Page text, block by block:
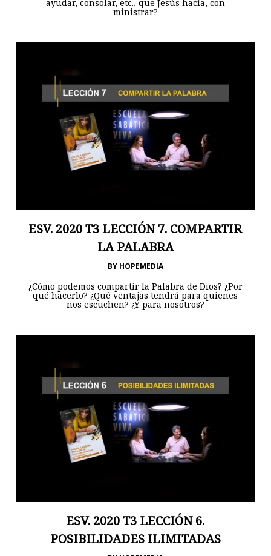
ayudar, consolar, etc., que Jesús hacía, con
ministrar?
ESV. 2020 T3 LECCIÓN 7. COMPARTIR
LA PALABRA
BY HOPEMEDIA
¿Cómo podemos compartir la Palabra de Dios? ¿Por
qué hacerlo? ¿Qué ventajas tendrá para quienes
nos escuchen? ¿Y para nosotros?
ESV. 2020 T3 LECCIÓN 6.
POSIBILIDADES ILIMITADAS